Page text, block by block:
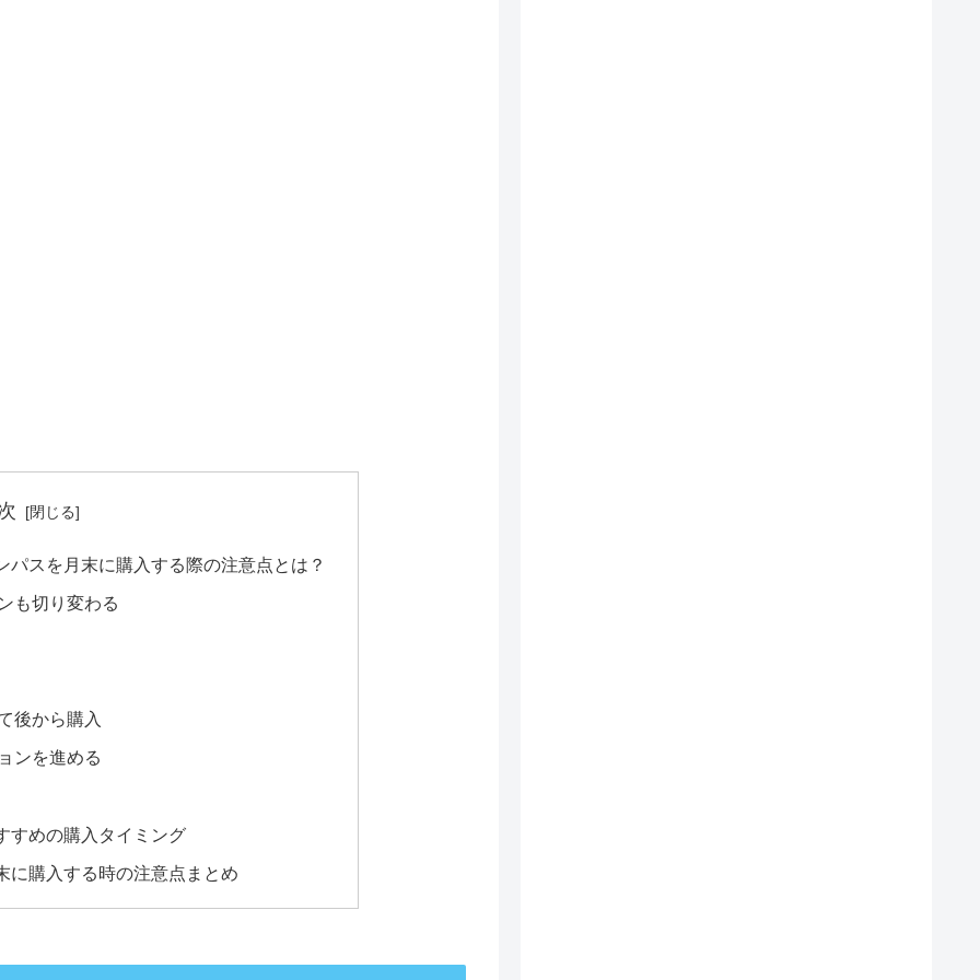
パスを月末に購入する際の注意点とは？
も切り変わる
後から購入
ンを進める
すめの購入タイミング
に購入する時の注意点まとめ